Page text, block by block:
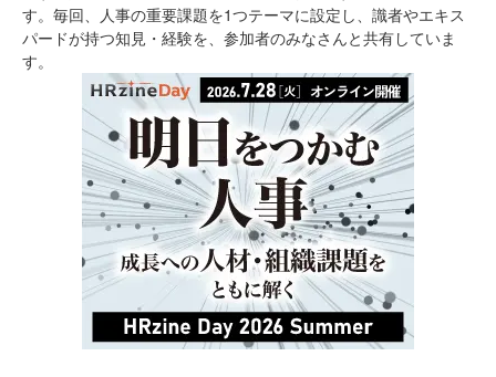
す。毎回、人事の重要課題を1つテーマに設定し、識者やエキス
パードが持つ知見・経験を、参加者のみなさんと共有していま
す。